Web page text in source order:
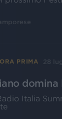
PRIMA 28
Italia